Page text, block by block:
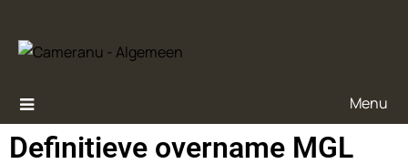
Menu
Definitieve overname MGL